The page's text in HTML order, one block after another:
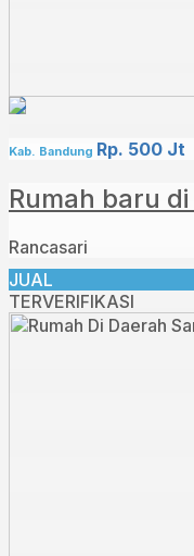
Kab. Bandung Rp. 500 Jt
Rumah baru
Rancasari
JUAL
TERVERIFIKASI